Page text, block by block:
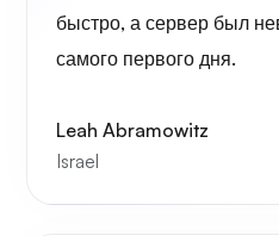
Удивляться
быстро, а сервер был
самого первого дня.
Leah Abramowitz
Israel